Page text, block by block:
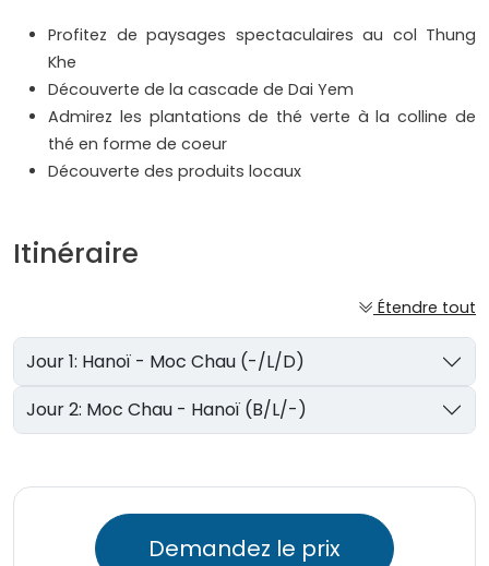
Profitez de paysages spectaculaires au col Thung
Khe
Découverte de la cascade de Dai Yem
Admirez les plantations de thé verte à la colline de
thé en forme de coeur
Découverte des produits locaux
Itinéraire
Étendre tout
Jour 1: Hanoï - Moc Chau (-/L/D)
Jour 2: Moc Chau - Hanoï (B/L/-)
Demandez le prix